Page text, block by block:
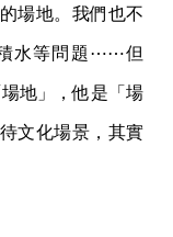
場地。我們也不
水等問題⋯⋯但
地」，他是「場
文化場景，其實